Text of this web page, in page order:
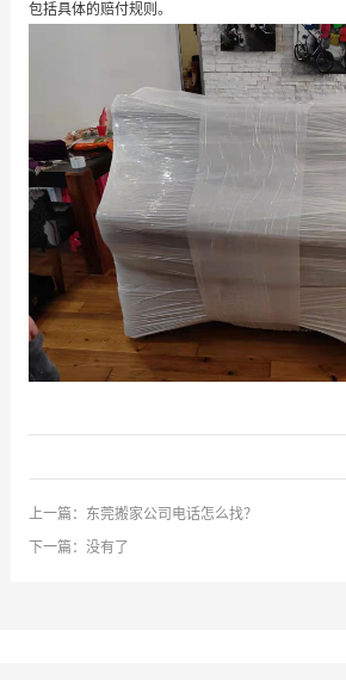
包括具体的赔付规则。
上一篇： 东莞搬家公司电话怎么找？
下一篇：没有了